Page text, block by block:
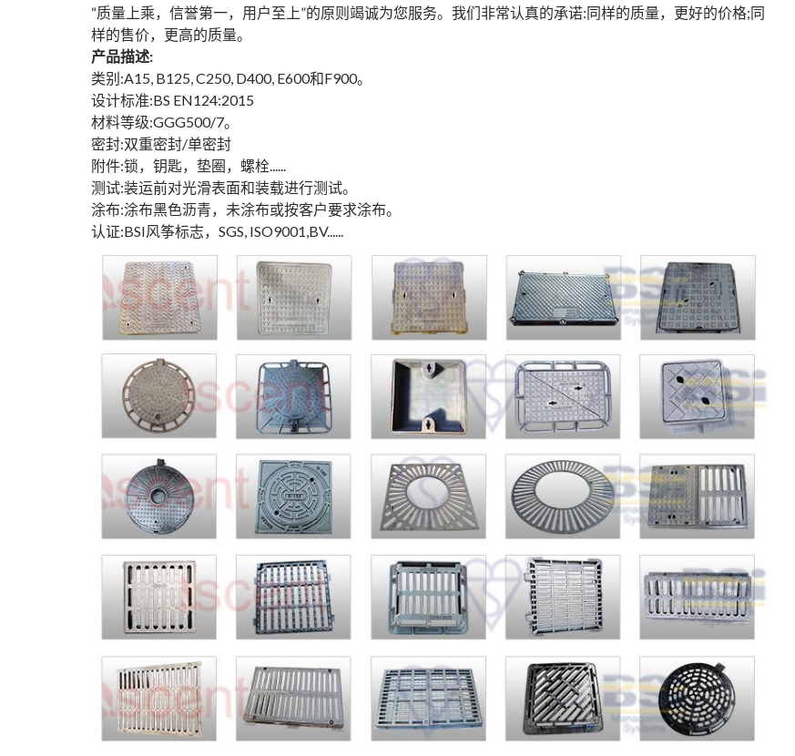
“质量上乘，信誉第一，用户至上”的原则竭诚为您服务。我们非常认真的承诺:同样的质量，更好的价格;同
样的售价，更高的质量。
产品描述:
类别:A15, B125, C250, D400, E600和F900。
设计标准:BS EN124:2015
材料等级:GGG500/7。
密封:双重密封/单密封
附件:锁，钥匙，垫圈，螺栓......
测试:装运前对光滑表面和装载进行测试。
涂布:涂布黑色沥青，未涂布或按客户要求涂布。
认证:BSI风筝标志，SGS, ISO9001,BV......